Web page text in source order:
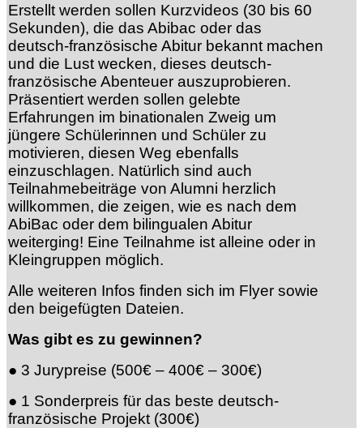
Erstellt werden sollen Kurzvideos (30 bis 60
Sekunden), die das Abibac oder das
deutsch-französische Abitur bekannt machen
und die Lust wecken, dieses deutsch-
französische Abenteuer auszuprobieren.
Präsentiert werden sollen gelebte
Erfahrungen im binationalen Zweig um
jüngere Schülerinnen und Schüler zu
motivieren, diesen Weg ebenfalls
einzuschlagen. Natürlich sind auch
Teilnahmebeiträge von Alumni herzlich
willkommen, die zeigen, wie es nach dem
AbiBac oder dem bilingualen Abitur
weiterging! Eine Teilnahme ist alleine oder in
Kleingruppen möglich.
Alle weiteren Infos finden sich im Flyer sowie
den beigefügten Dateien.
Was gibt es zu gewinnen?
● 3 Jurypreise (500€ – 400€ – 300€)
● 1 Sonderpreis für das beste deutsch-
französische Projekt (300€)